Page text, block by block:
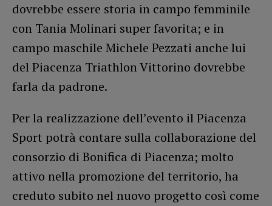
dovrebbe essere storia in campo femminile
con Tania Molinari super favorita; e in
campo maschile Michele Pezzati anche lui
del Piacenza Triathlon Vittorino dovrebbe
farla da padrone.
Per la realizzazione dell’evento il Piacenza
Sport potrà contare sulla collaborazione del
consorzio di Bonifica di Piacenza; molto
attivo nella promozione del territorio, ha
creduto subito nel nuovo progetto così come